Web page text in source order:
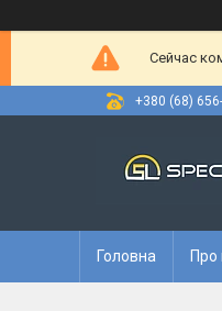
Сейчас
+380 (68)
Головна Про